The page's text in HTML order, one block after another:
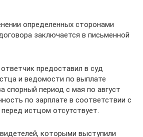
определенных сторонами
заключается в письменной
предоставил в суд
и ведомости по выплате
спорный период с мая по август
по зарплате в соответствии с
истцом отсутствует.
которыми выступили